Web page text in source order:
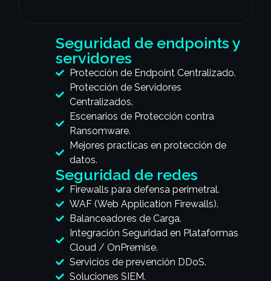
Seguridad de endpoints y
servidores
Protección de Endpoint Centralizado.
Protección de Servidores
Centralizados.
Escenarios de Protección contra
Ransomware.
Mejores practicas en protección de
datos.
Seguridad de redes
Firewalls para defensa perimetral.
WAF (Web Application Firewalls).
Balanceadores de Carga.
Integración Seguridad en Plataformas
Cloud / OnPremise.
Servicios de prevención DDoS.
Soluciones SIEM.